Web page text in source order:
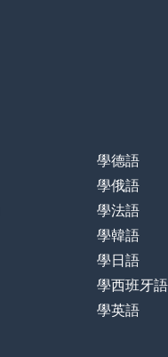
學德語
學俄語
學法語
學韓語
學日語
學西班牙語
學英語